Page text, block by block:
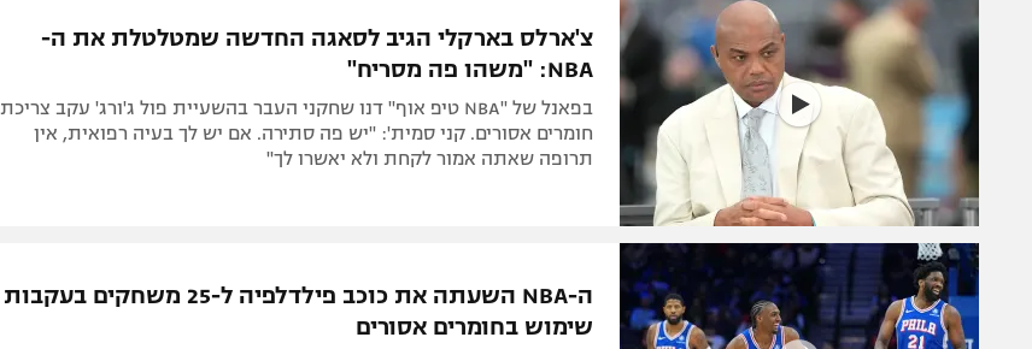
תקנון משתתפים וזוכים בפרסים
תקנון עבור פעילות אלקטרה
תקנון עבור פעילות ספורט 1 – "מרלן"
טניס
גיימינג E-Sports
תנאי שימוש
מדיניות פרטיות
הפועל חיפה
הפועל באר שבע
מכבי נתניה
בני יהודה
צ'ארלס בארקלי הגיב לסאגה החדשה שמטלטלת את ה-
NBA: "משהו פה מסריח"
בפאנל של "NBA טיפ אוף" דנו שחקני העבר בהשעיית פול ג'ורג' עקב צריכת
חומרים אסורים. קני סמית': "יש פה סתירה. אם יש לך בעיה רפואית, אין
תרופה שאתה אמור לקחת ולא יאשרו לך"
ה-NBA השעתה את כוכב פילדלפיה ל-25 משחקים בעקבות
שימוש בחומרים אסורים